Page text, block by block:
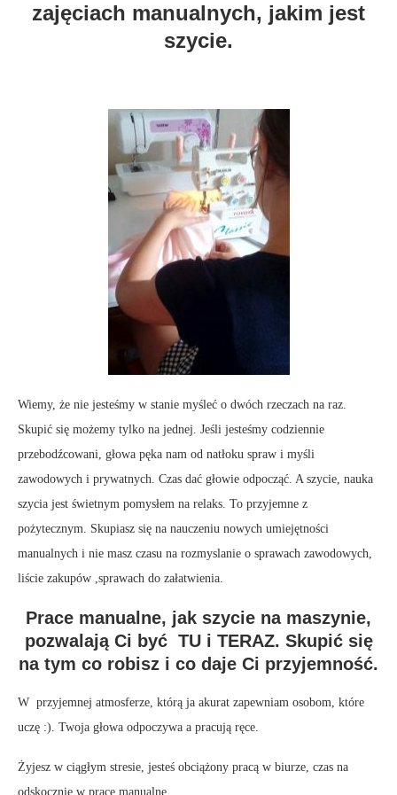
zajęciach manualnych, jakim jest
szycie.
Wiemy, że nie jesteśmy w stanie myśleć o dwóch rzeczach na raz.
Skupić się możemy tylko na jednej. Jeśli jesteśmy codziennie
przebodźcowani, głowa pęka nam od natłoku spraw i myśli
zawodowych i prywatnych. Czas dać głowie odpocząć. A szycie, nauka
szycia jest świetnym pomysłem na relaks. To przyjemne z
pożytecznym. Skupiasz się na nauczeniu nowych umiejętności
manualnych i nie masz czasu na rozmyslanie o sprawach zawodowych,
liście zakupów ,sprawach do załatwienia.
Prace manualne, jak szycie na maszynie,
pozwalają Ci być TU i TERAZ. Skupić się
na tym co robisz i co daje Ci przyjemność.
W przyjemnej atmosferze, którą ja akurat zapewniam osobom, które
uczę :). Twoja głowa odpoczywa a pracują ręce.
Żyjesz w ciągłym stresie, jesteś obciążony pracą w biurze, czas na
odskocznię w prace manualne.